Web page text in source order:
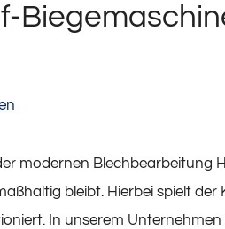
modernen Blechbearbeitung
bleibt. Hierbei spielt
In unserem